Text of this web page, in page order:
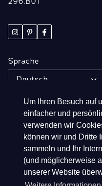
Um Ihren Besuch auf
einfacher und
verwenden wir
können wir und Dritte
sammeln und Ihr
(und möglicherweise
unserer Website
296.B01
Sprache
Deutsch
Information
Retailers
Disclaimer